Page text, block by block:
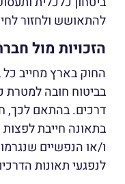
להתאושש ולחזור
הזכויות מול
החוק בארץ מחייב
בביטוח חובה למטרת
דרכים. בהתאם לכך,
בתאונה חייבת
ו/או הנפשיים
לנפגעי תאונות